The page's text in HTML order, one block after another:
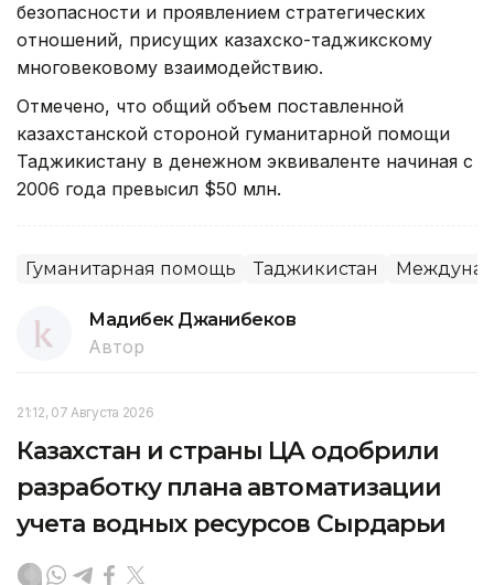
безопасности и проявлением стратегических
отношений, присущих казахско-таджикскому
многовековому взаимодействию.
Отмечено, что общий объем поставленной
казахстанской стороной гуманитарной помощи
Таджикистану в денежном эквиваленте начиная с
2006 года превысил $50 млн.
Гуманитарная помощь Таджикистан
Мадибек Джанибеков
Автор
21:12, 07 Августа 2026
Казахстан и страны ЦА одобрили
разработку плана автоматизации
учета водных ресурсов Сырдарьи